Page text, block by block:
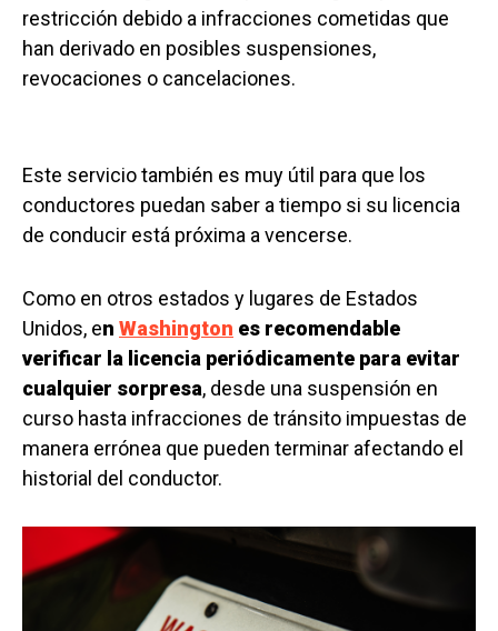
restricción debido a infracciones cometidas que
han derivado en posibles suspensiones,
revocaciones o cancelaciones.
Este servicio también es muy útil para que los
conductores puedan saber a tiempo si su licencia
de conducir está próxima a vencerse.
Como en otros estados y lugares de Estados
Unidos, en Washington es recomendable
verificar la licencia periódicamente para evitar
cualquier sorpresa, desde una suspensión en
curso hasta infracciones de tránsito impuestas de
manera errónea que pueden terminar afectando el
historial del conductor.